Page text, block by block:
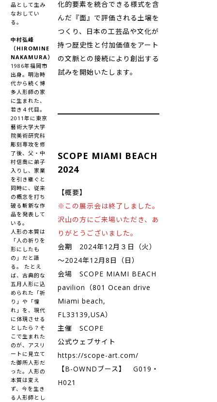
品として生み
なおしてい
る。
中村弘峰
（HIROMINE
NAKAMURA）
1986年福岡市
出身。明治時
代から続く博
多人形師の家
に生まれた、
若き４代目。
2011年に東京
藝術大学大学
院美術研究科
彫刻専攻を修
了後、父・中
村信喬に弟子
入りし、家業
を引き継ぐと
同時に、従来
の概念を打ち
破る斬新な作
品を発表して
いる。
人形の本質は
「人の祈りを
形にしたも
の」だと語
る。 たとえ
ば、古典的な
五月人形に込
められた「祈
り」や「憧
れ」を、現代
に体現させる
としたら？そ
こで生まれた
のが、アスリ
ートに見立て
た御所人形だ
った。人形の
本質は変え
ず、今を生き
る人形師とし
化的要素を統合できる様式を含
んだ『面』で評価される土壌を
つくり、日本の工芸品や文化が
持つ歴史性と付加価値をアート
の文脈との接続により創出する
試みを開始いたします。
SCOPE MIAMI BEACH
2024
【概要】
※この展示会は終了しました。
沢山の方にご来場いただき、あ
りがとうございました。
会期 2024年12月３日（火）
～2024年12月8日（日）
会場 SCOPE MIAMI BEACH
pavilion（801 Ocean drive
Miami beach,
FL33139,USA）
主催 SCOPE
公式ウェブサイト
https://scope-art.com/
【B-OWNDブース】 G019・
H021